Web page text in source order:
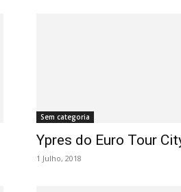
Sem categoria
Ypres do Euro Tour
1 Julho, 2018